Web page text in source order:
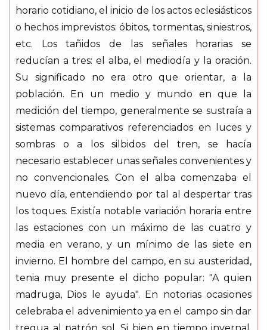
horario cotidiano, el inicio de los actos eclesiásticos
o hechos imprevistos: óbitos, tormentas, siniestros,
etc. Los tañidos de las señales horarias se
reducían a tres: el alba, el mediodía y la oración.
Su significado no era otro que orientar, a la
población. En un medio y mundo en que la
medición del tiempo, generalmente se sustraía a
sistemas comparativos referenciados en luces y
sombras o a los silbidos del tren, se hacía
necesario establecer unas señales convenientes y
no convencionales. Con el alba comenzaba el
nuevo día, entendiendo por tal al despertar tras
los toques. Existía notable variación horaria entre
las estaciones con un máximo de las cuatro y
media en verano, y un mínimo de las siete en
invierno. El hombre del campo, en su austeridad,
tenia muy presente el dicho popular: "A quien
madruga, Dios le ayuda". En notorias ocasiones
celebraba el advenimiento ya en el campo sin dar